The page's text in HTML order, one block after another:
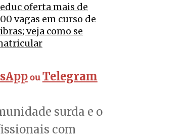
oferta mais de
vagas em curso de
veja como se
ouTelegram
surda e o
com